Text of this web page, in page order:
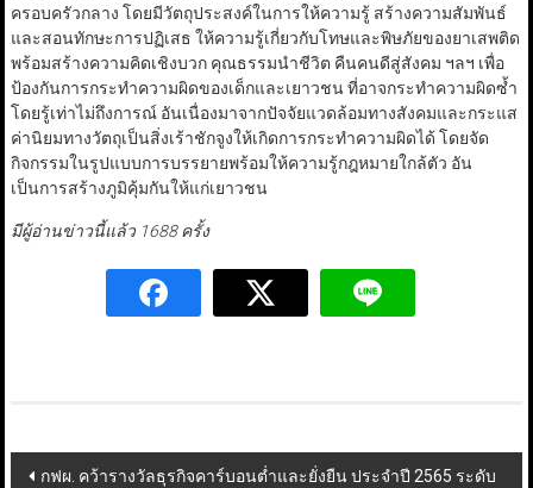
ครอบครัวกลาง โดยมีวัตถุประสงค์ในการให้ความรู้ สร้างความสัมพันธ์
และสอนทักษะการปฏิเสธ ให้ความรู้เกี่ยวกับโทษและพิษภัยของยาเสพติด
พร้อมสร้างความคิดเชิงบวก คุณธรรมนำชีวิต คืนคนดีสู่สังคม ฯลฯ เพื่อ
ป้องกันการกระทำความผิดของเด็กและเยาวชน ที่อาจกระทำความผิดซ้ำ
โดยรู้เท่าไม่ถึงการณ์ อันเนื่องมาจากปัจจัยแวดล้อมทางสังคมและกระแส
ค่านิยมทางวัตถุเป็นสิ่งเร้าชักจูงให้เกิดการกระทำความผิดได้ โดยจัด
กิจกรรมในรูปแบบการบรรยายพร้อมให้ความรู้กฎหมายใกล้ตัว อัน
เป็นการสร้างภูมิคุ้มกันให้แก่เยาวชน
มีผู้อ่านข่าวนี้แล้ว 1688 ครั้ง
Post
กฟผ. คว้ารางวัลธุรกิจคาร์บอนต่ำและยั่งยืน ประจำปี 2565 ระดับ